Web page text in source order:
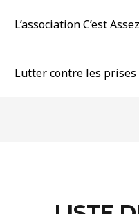
L’association C’est
Lutter contre les prises